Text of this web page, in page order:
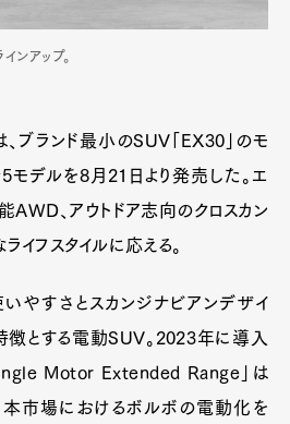
アップ。
、ブランド最小のSUV「EX30」のモ
モデルを8月21日より発売した。エ
AWD、アウトドア志向のクロスカン
イフスタイルに応える。
やすさとスカンジナビアンデザイ
徴とする電動SUV。2023年に導入
Motor Extended Range」は
市場におけるボルボの電動化を